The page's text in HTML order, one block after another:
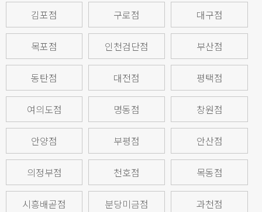
김포점 구로점 대구점
목포점 인천검단점 부산점
동탄점 대전점 평택점
여의도점 명동점 창원점
안양점 부평점 안산점
의정부점 천호점 목동점
시흥배곧점 분당미금점 과천점